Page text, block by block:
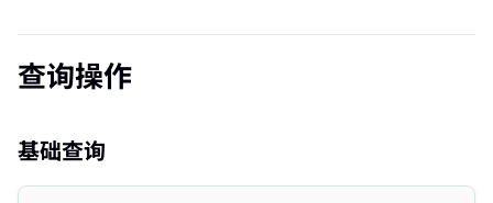
查询操作
基础查询